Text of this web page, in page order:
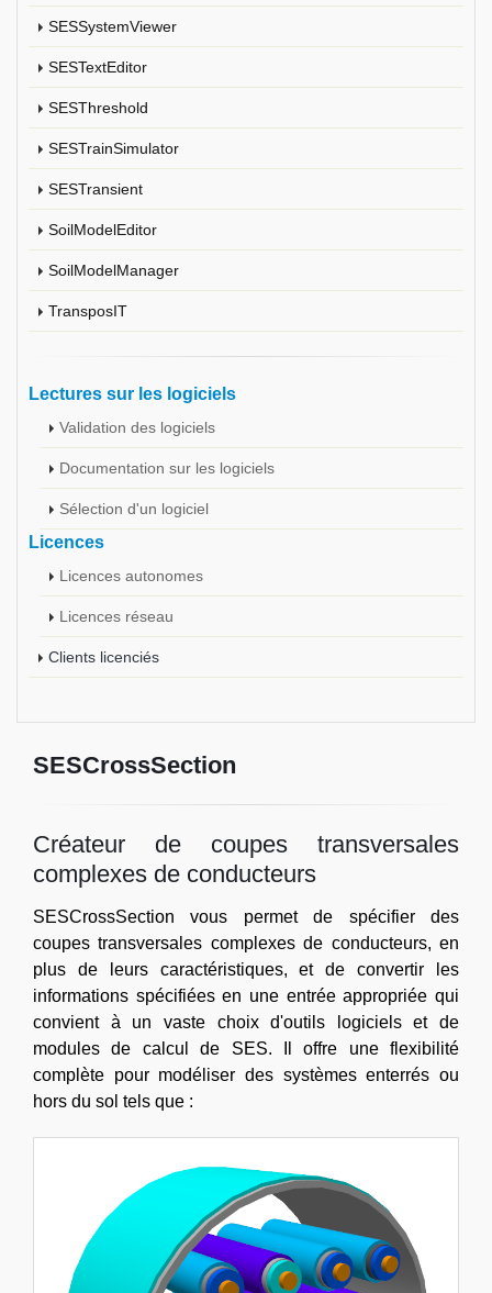
SESSystemViewer
SESTextEditor
SESThreshold
SESTrainSimulator
SESTransient
SoilModelEditor
SoilModelManager
TransposIT
Lectures sur les logiciels
Validation des logiciels
Documentation sur les logiciels
Sélection d'un logiciel
Licences
Licences autonomes
Licences réseau
Clients licenciés
SESCrossSection
Créateur de coupes transversales
complexes de conducteurs
SESCrossSection vous permet de spécifier des
coupes transversales complexes de conducteurs, en
plus de leurs caractéristiques, et de convertir les
informations spécifiées en une entrée appropriée qui
convient à un vaste choix d'outils logiciels et de
modules de calcul de SES. Il offre une flexibilité
complète pour modéliser des systèmes enterrés ou
hors du sol tels que :